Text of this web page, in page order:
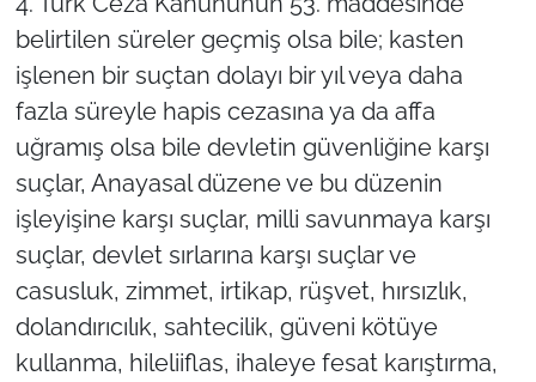
belirtilen süreler geçmiş olsa bile; kasten
işlenen bir suçtan dolayı bir yıl veya daha
fazla süreyle hapis cezasına ya da affa
uğramış olsa bile devletin güvenliğine karşı
suçlar, Anayasal düzene ve bu düzenin
işleyişine karşı suçlar, milli savunmaya karşı
suçlar, devlet sırlarına karşı suçlar ve
casusluk, zimmet, irtikap, rüşvet, hırsızlık,
dolandırıcılık, sahtecilik, güveni kötüye
kullanma, hileliiflas, ihaleye fesat karıştırma,